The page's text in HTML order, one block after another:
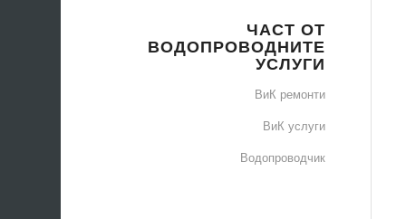
ЧАСТ ОТ
ВОДОПРОВОДНИТЕ
УСЛУГИ
ВиК ремонти
ВиК услуги
Водопроводчик